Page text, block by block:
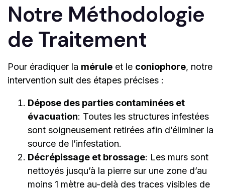
Notre Méthodologie
de Traitement
Pour éradiquer la mérule et le coniophore, notre
intervention suit des étapes précises :
Dépose des parties contaminées et
évacuation: Toutes les structures infestées
sont soigneusement retirées afin d’éliminer la
source de l’infestation.
Décrépissage et brossage: Les murs sont
nettoyés jusqu’à la pierre sur une zone d’au
moins 1 mètre au-delà des traces visibles de